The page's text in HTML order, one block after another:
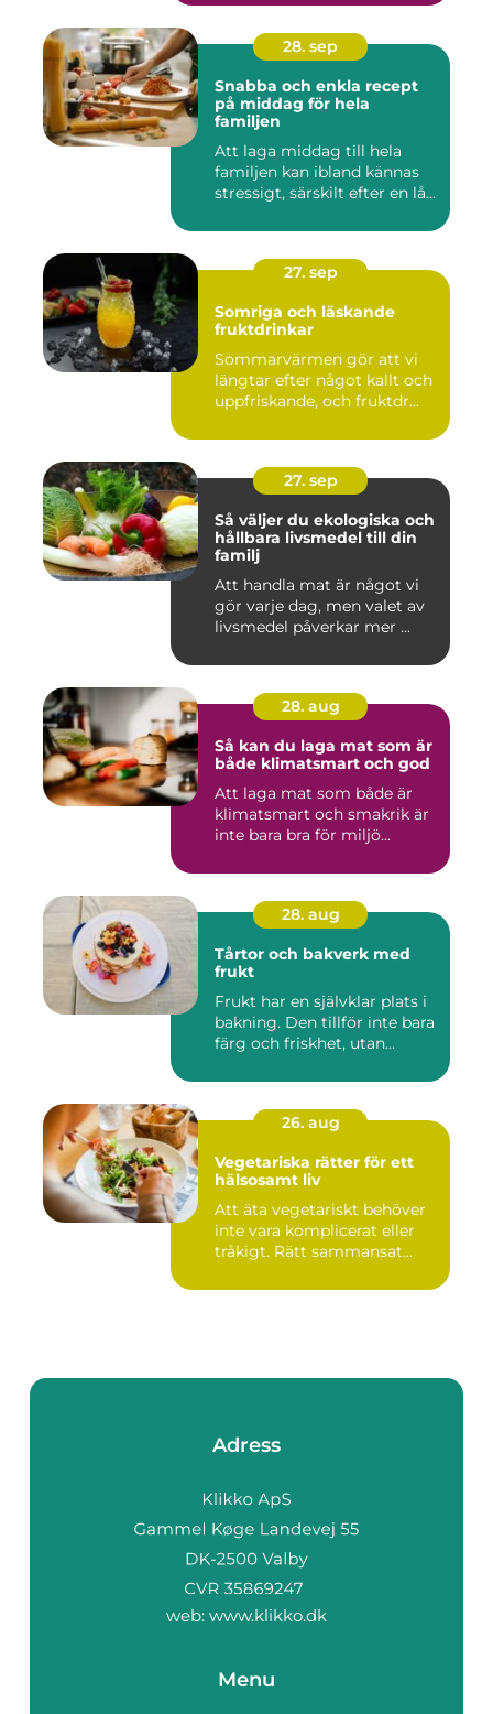
28. sep
Snabba och enkla recept
på middag för hela
familjen
Att laga middag till hela
familjen kan ibland kännas
stressigt, särskilt efter en lå...
27. sep
Somriga och läskande
fruktdrinkar
Sommarvärmen gör att vi
längtar efter något kallt och
uppfriskande, och fruktdr...
27. sep
Så väljer du ekologiska och
hållbara livsmedel till din
familj
Att handla mat är något vi
gör varje dag, men valet av
livsmedel påverkar mer ...
28. aug
Så kan du laga mat som är
både klimatsmart och god
Att laga mat som både är
klimatsmart och smakrik är
inte bara bra för miljö...
28. aug
Tårtor och bakverk med
frukt
Frukt har en självklar plats i
bakning. Den tillför inte bara
färg och friskhet, utan...
26. aug
Vegetariska rätter för ett
hälsosamt liv
Att äta vegetariskt behöver
inte vara komplicerat eller
tråkigt. Rätt sammansat...
Adress
web: www.klikko.dk
Menu